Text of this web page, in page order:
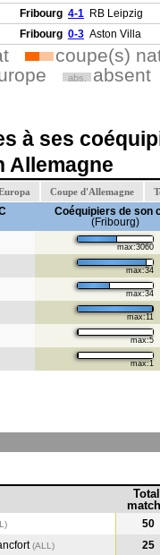
Fribourg 4-1 RB Leipzig
Fribourg 0-3 Aston Villa
coupe(s)
abs. absent
à ses
Allemagne
Coupe d'Allemagne
Coéquipiers de son
(Fribourg)
max:3060
max:34
max:34
max:11
max:5
max:1
Total
50
(ALL ) 25